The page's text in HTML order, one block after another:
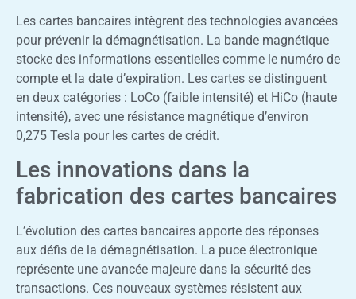
Les cartes bancaires intègrent des technologies avancées
pour prévenir la démagnétisation. La bande magnétique
stocke des informations essentielles comme le numéro de
compte et la date d’expiration. Les cartes se distinguent
en deux catégories : LoCo (faible intensité) et HiCo (haute
intensité), avec une résistance magnétique d’environ
0,275 Tesla pour les cartes de crédit.
Les innovations dans la
fabrication des cartes bancaires
L’évolution des cartes bancaires apporte des réponses
aux défis de la démagnétisation. La puce électronique
représente une avancée majeure dans la sécurité des
transactions. Ces nouveaux systèmes résistent aux